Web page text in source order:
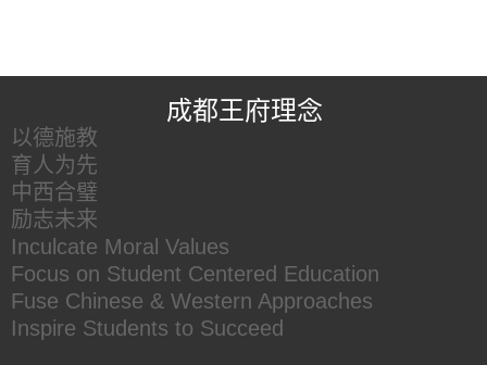
成都王府理念
以德施教
育人为先
中西合璧
励志未来
Inculcate Moral Values
Focus on Student Centered Education
Fuse Chinese & Western Approaches
Inspire Students to Succeed